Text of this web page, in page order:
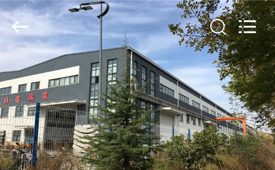
ACCUEIL
PRODUITS
VIDÉOS
Qingdao
KaFa
Fabrication
Rights